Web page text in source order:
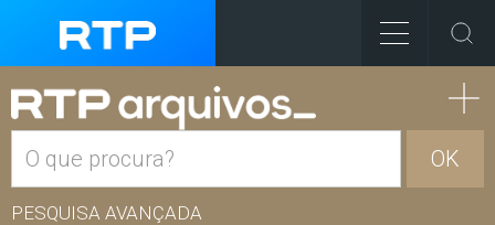
OK
PESQUISA AVANÇADA